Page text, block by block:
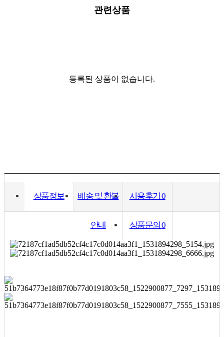
관련상품
등록된 상품이 없습니다.
상품정보 배송 및 환불
안내
사용후기0
상품문의0